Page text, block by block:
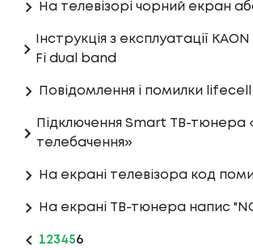
На телевізорі чорний екран
Інструкція з експлуатації
Fi dual band
Повідомлення і помилки lifecell
Підключення Smart ТВ-тюнера
телебачення»
На екрані телевізора код
На екрані ТВ-тюнера напис
123456